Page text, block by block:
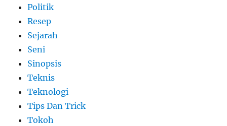
Politik
Resep
Sejarah
Seni
Sinopsis
Teknis
Teknologi
Tips Dan Trick
Tokoh